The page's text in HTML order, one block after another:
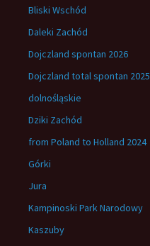
Bliski Wschód
Daleki Zachód
Dojczland spontan 2026
Dojczland total spontan 2025
dolnośląskie
Dziki Zachód
from Poland to Holland 2024
Górki
Jura
Kampinoski Park Narodowy
Kaszuby